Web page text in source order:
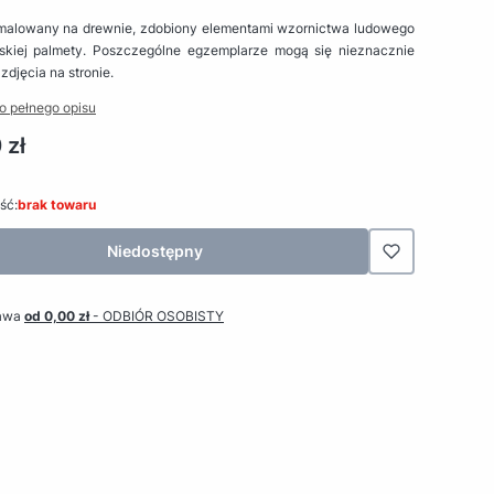
na drewnie, zdobiony elementami wzornictwa ludowego
palmety. Poszczególne egzemplarze mogą się nieznacznie
na stronie.
pełnego opisu
brak towaru
Niedostępny
od 0,00 zł- ODBIÓR OSOBISTY